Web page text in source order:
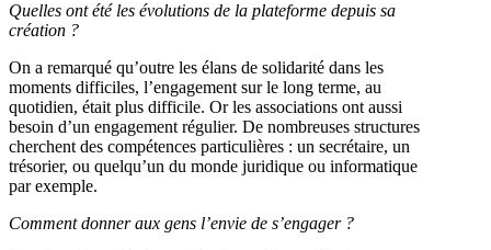
Quelles ont été les évolutions de la plateforme depuis sa
création ?
On a remarqué qu’outre les élans de solidarité dans les
moments difficiles, l’engagement sur le long terme, au
quotidien, était plus difficile. Or les associations ont aussi
besoin d’un engagement régulier. De nombreuses structures
cherchent des compétences particulières : un secrétaire, un
trésorier, ou quelqu’un du monde juridique ou informatique
par exemple.
Comment donner aux gens l’envie de s’engager ?